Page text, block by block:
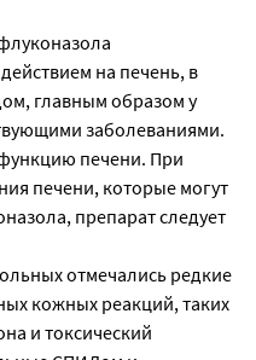
на печень, в
главным образом у
заболеваниями.
печени. При
печени, которые могут
препарат следует
отмечались редкие
кожных реакций, таких
и токсический